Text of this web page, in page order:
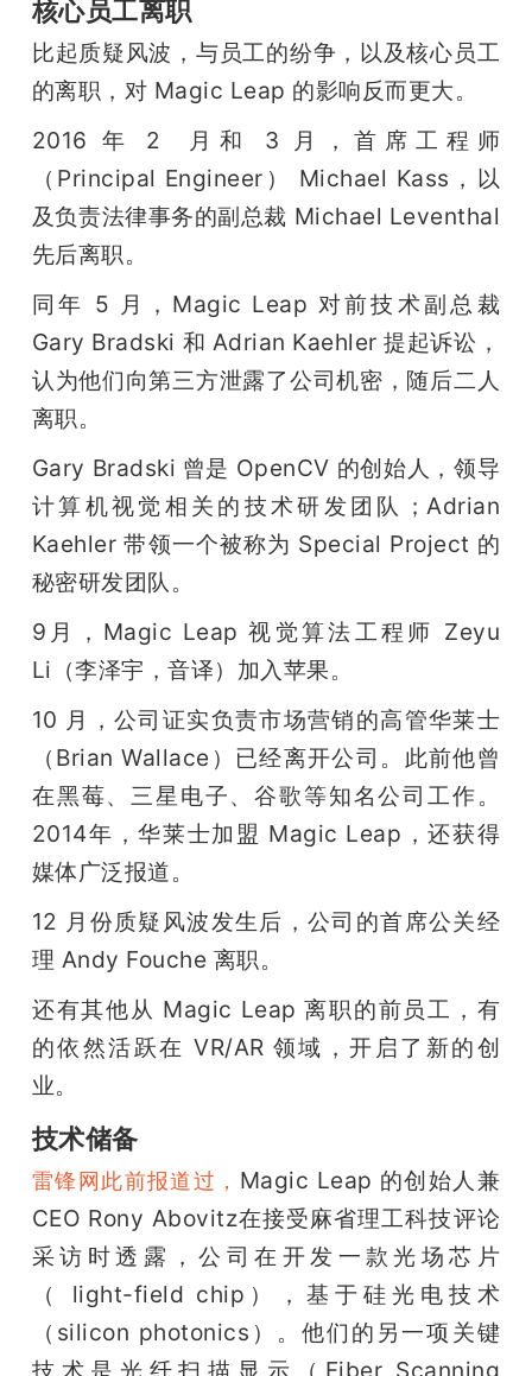
核心员工离职
比起质疑风波，与员工的纷争，以及核心员工
的离职，对 Magic Leap 的影响反而更大。
2016 年 2  月和 3 月，首席工程师
（Principal Engineer） Michael Kass，以
及负责法律事务的副总裁 Michael Leventhal
先后离职。
同年 5 月，Magic Leap 对前技术副总裁
Gary Bradski 和 Adrian Kaehler 提起诉讼，
认为他们向第三方泄露了公司机密，随后二人
离职。
Gary Bradski 曾是 OpenCV 的创始人，领导
计算机视觉相关的技术研发团队；Adrian
Kaehler 带领一个被称为 Special Project 的
秘密研发团队。
9月，Magic Leap 视觉算法工程师 Zeyu
Li（李泽宇，音译）加入苹果。
10 月，公司证实负责市场营销的高管华莱士
（Brian Wallace）已经离开公司。此前他曾
在黑莓、三星电子、谷歌等知名公司工作。
2014年，华莱士加盟 Magic Leap，还获得
媒体广泛报道。
12 月份质疑风波发生后，公司的首席公关经
理 Andy Fouche 离职。
还有其他从 Magic Leap 离职的前员工，有
的依然活跃在 VR/AR 领域，开启了新的创
业。
技术储备
雷锋网此前报道过， Magic Leap 的创始人兼
CEO Rony Abovitz在接受麻省理工科技评论
采访时透露，公司在开发一款光场芯片
（ light-field chip），基于硅光电技术
（silicon photonics）。他们的另一项关键
技术是光纤扫描显示（Fiber Scanning